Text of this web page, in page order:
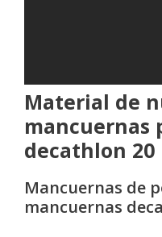
Material de
mancuernas
decathlon 20
Mancuernas de
mancuernas